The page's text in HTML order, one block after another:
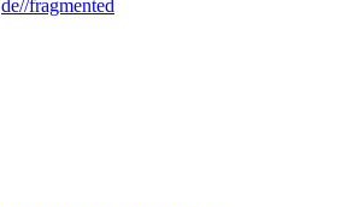
de//fragmented